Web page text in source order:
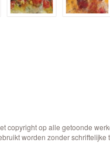
copyright op alle getoonde
worden zonder schriftelijke